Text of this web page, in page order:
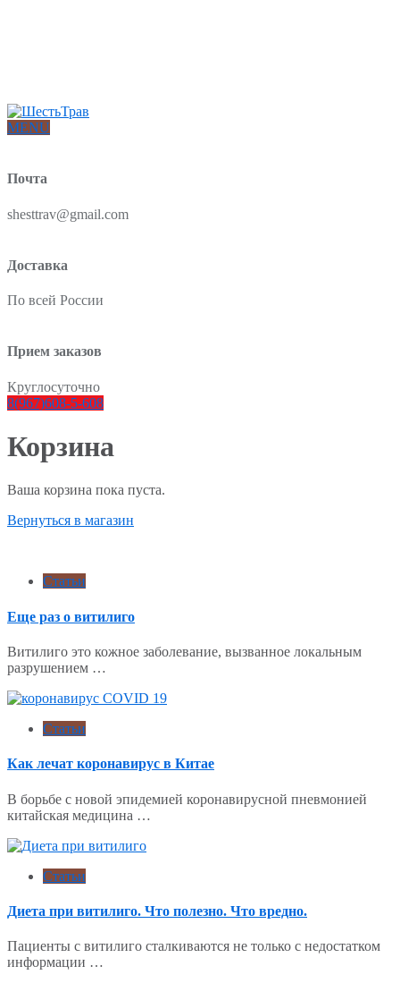
MENU
Почта
shesttrav@gmail.com
Доставка
По всей России
Прием заказов
Круглосуточно
8(967)608-5-608
Корзина
Ваша корзина пока пуста.
Вернуться в магазин
Статьи
Еще раз о витилиго
Витилиго это кожное заболевание, вызванное локальным
разрушением …
Статьи
Как лечат коронавирус в Китае
В борьбе с новой эпидемией коронавирусной пневмонией
китайская медицина …
Статьи
Диета при витилиго. Что полезно. Что вредно.
Пациенты с витилиго сталкиваются не только с недостатком
информации …